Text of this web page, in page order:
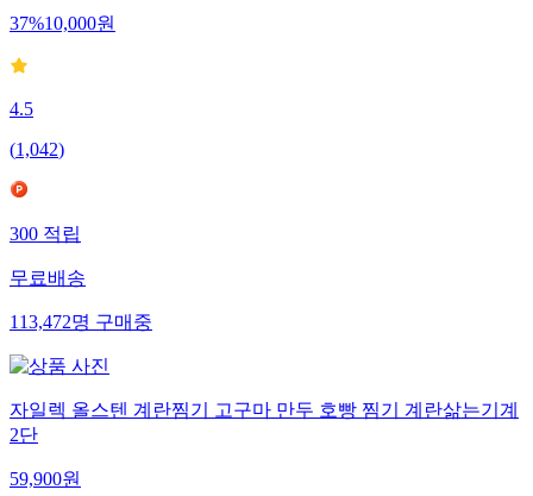
37%10,000원
4.5
(1,042)
300적립
무료배송
113,472명구매중
자일렉 올스텐 계란찜기 고구마 만두 호빵 찜기 계란삶는기계
2단
59,900원